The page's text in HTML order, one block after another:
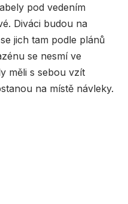
pod vedením
Diváci budou na
jich tam podle plánů
se nesmí ve
měli s sebou vzít
na místě návleky.